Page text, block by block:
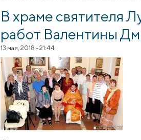
В храме святителя
работ Валентины
13 мая, 2018 - 21:44